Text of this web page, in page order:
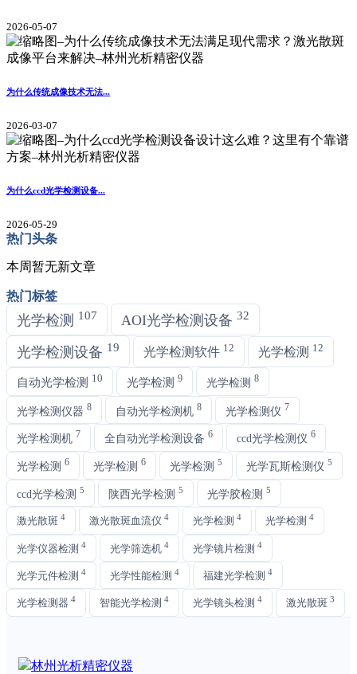
2026-05-07
为什么传统成像技术无法...
2026-03-07
为什么ccd光学检测设备...
2026-05-29
热门头条
本周暂无新文章
热门标签
光学检测 107 AOI光学检测设备 32
光学检测设备 19 光学检测软件 12 光学检测 12
自动光学检测 10 光学检测 9 光学检测 8
光学检测仪器 8 自动光学检测机 8 光学检测仪 7
光学检测机 7 全自动光学检测设备 6 ccd光学检测仪 6
光学检测 6 光学检测 6 光学检测 5 光学瓦斯检测仪 5
ccd光学检测 5 陕西光学检测 5 光学胶检测 5
激光散斑 4 激光散斑血流仪 4 光学检测 4 光学检测 4
光学仪器检测 4 光学筛选机 4 光学镜片检测 4
光学元件检测 4 光学性能检测 4 福建光学检测 4
光学检测器 4 智能光学检测 4 光学镜头检测 4 激光散斑 3